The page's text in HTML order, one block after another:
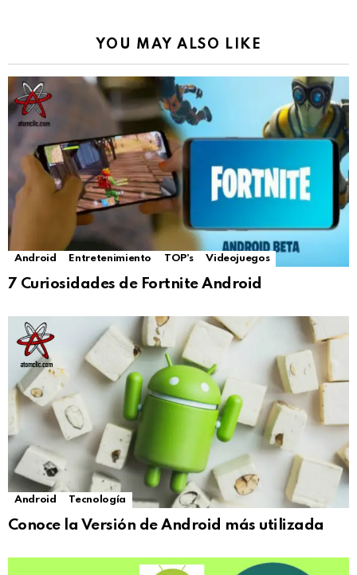
YOU MAY ALSO LIKE
Android Entretenimiento TOP's Videojuegos
7 Curiosidades de Fortnite Android
Android Tecnología
Conoce la Versión de Android más utilizada